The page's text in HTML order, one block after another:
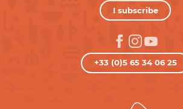
I subscribe
+33 (0)5 65 34 06 25